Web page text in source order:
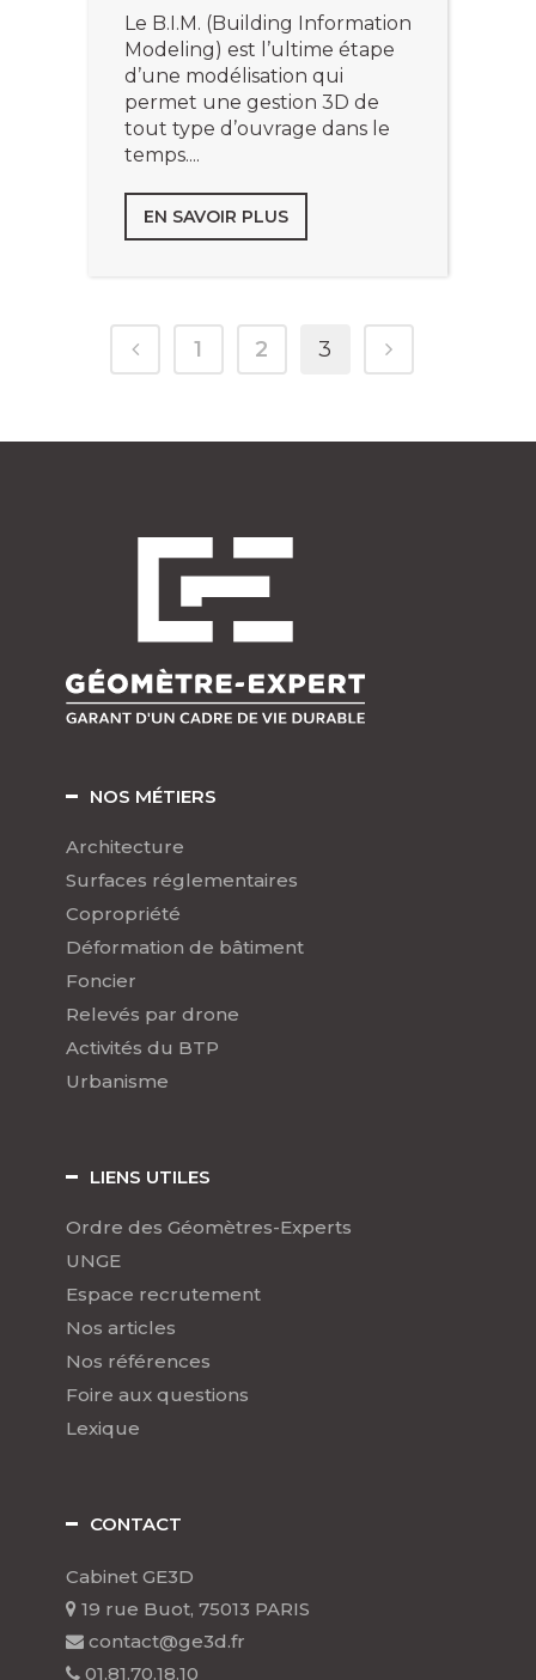
Le B.I.M. (Building Information
Modeling) est l’ultime étape
d’une modélisation qui
permet une gestion 3D de
tout type d’ouvrage dans le
temps....
EN SAVOIR PLUS
1 2 3
NOS MÉTIERS
Architecture
Surfaces réglementaires
Copropriété
Déformation de bâtiment
Foncier
Relevés par drone
Activités du BTP
Urbanisme
LIENS UTILES
Ordre des Géomètres-Experts
UNGE
Espace recrutement
Nos articles
Nos références
Foire aux questions
Lexique
CONTACT
Cabinet GE3D
19 rue Buot, 75013 PARIS
contact@ge3d.fr
01.81.70.18.10